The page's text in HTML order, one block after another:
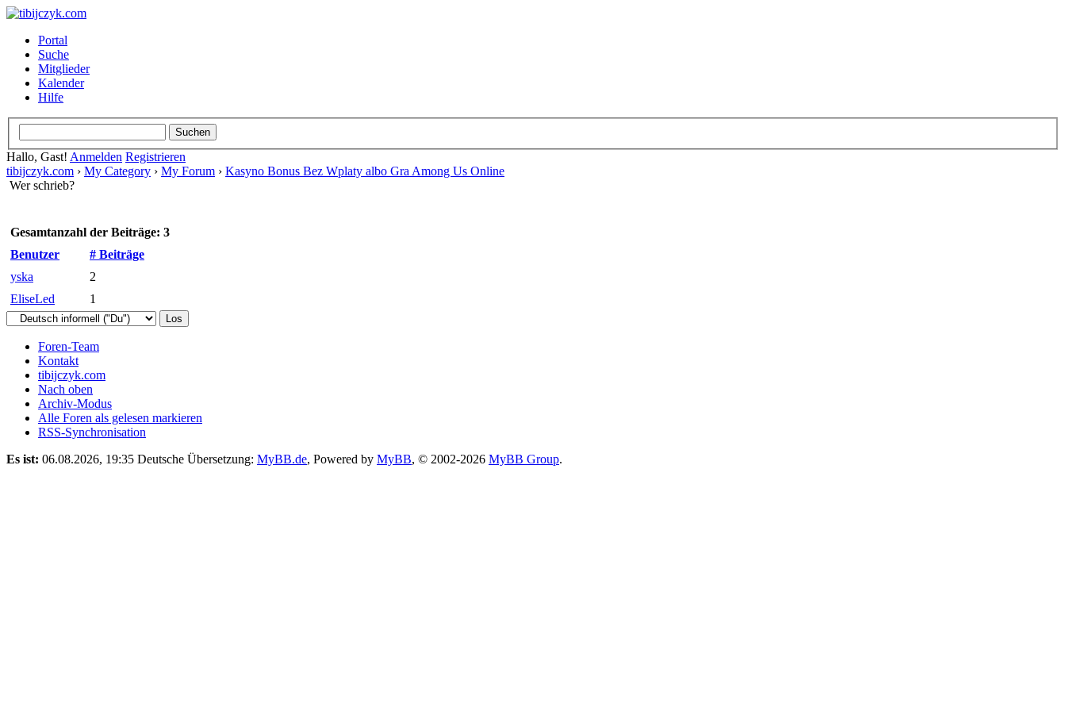
Portal
Suche
Mitglieder
Kalender
Hilfe
Hallo, Gast! Anmelden Registrieren
tibijczyk.com › My Category › My Forum › Kasyno Bonus Bez Wplaty albo Gra Among Us Online
Wer schrieb?
Gesamtanzahl der Beiträge: 3
Benutzer
# Beiträge
yska
2
EliseLed
1
Foren-Team
Kontakt
tibijczyk.com
Nach oben
Archiv-Modus
Alle Foren als gelesen markieren
RSS-Synchronisation
Es ist: 06.08.2026, 19:35 Deutsche Übersetzung: MyBB.de, Powered by MyBB, © 2002-2026 MyBB Group.